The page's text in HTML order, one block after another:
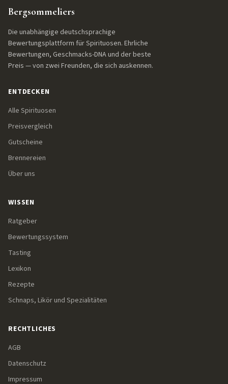
Bergsommeliers
Die unabhängige deutschsprachige
Bewertungsplattform für Spirituosen. Ehrliche
Bewertungen, Geschmacks-DNA und der beste
Preis — von zwei Freunden, die sich auskennen.
ENTDECKEN
Alle Spirituosen
Preisvergleich
Gutscheine
Brennereien
Über uns
WISSEN
Ratgeber
Bewertungssystem
Tasting
Lexikon
Rezepte
Schnaps, Likör und Spezialitäten
RECHTLICHES
AGB
Datenschutz
Impressum